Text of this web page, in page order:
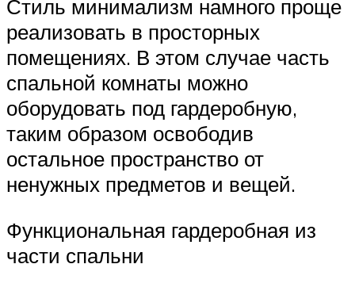
Стиль минимализм намного проще
реализовать в просторных
помещениях. В этом случае часть
спальной комнаты можно
оборудовать под гардеробную,
таким образом освободив
остальное пространство от
ненужных предметов и вещей.
Функциональная гардеробная из
части спальни